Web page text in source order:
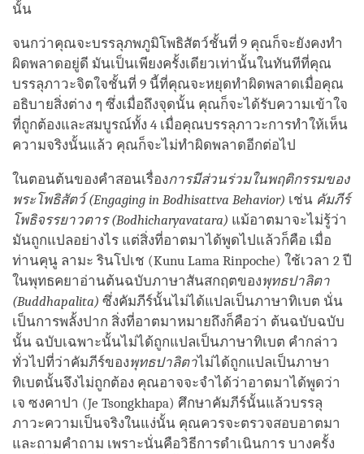
นั้น
จนกว่าคุณจะบรรลุภพภูมิโพธิสัตว์ชั้นที่ 9 คุณก็จะยังคงทำ
ผิดพลาดอยู่ดี มันเป็นเพียงครั้งเดียวเท่านั้นในทันทีที่คุณ
บรรลุภาวะจิตใจชั้นที่ 9 นี้ที่คุณจะหยุดทำผิดพลาดเมื่อคุณ
อธิบายสิ่งต่าง ๆ ซึ่งเมื่อถึงจุดนั้น คุณก็จะได้รับความเข้าใจ
ที่ถูกต้องและสมบูรณ์ทั้ง 4 เมื่อคุณบรรลุภาวะการทำให้เห็น
ความจริงนั้นแล้ว คุณก็จะไม่ทำผิดพลาดอีกต่อไป
ในตอนต้นของคำสอนเรื่องการมีส่วนร่วมในพฤติกรรมของ
พระโพธิสัตว์ (Engaging in Bodhisattva Behavior) เช่น คัมภีร์
โพธิจรรยาวตาร (Bodhicharyavatara) แม้อาตมาจะไม่รู้ว่า
มันถูกแปลอย่างไร แต่สิ่งที่อาตมาได้พูดไปแล้วก็คือ เมื่อ
ท่านคุนู ลามะ รินโปเช (Kunu Lama Rinpoche) ใช้เวลา 2 ปี
ในพุทธคยาอ่านต้นฉบับภาษาสันสกฤตของพุทธปาลิตา
(Buddhapalita) ซึ่งคัมภีร์นั้นไม่ได้แปลเป็นภาษาทิเบต นั่น
เป็นการพลั้งปาก สิ่งที่อาตมาหมายถึงก็คือว่า ต้นฉบับฉบับ
นั้น ฉบับเฉพาะนั้นไม่ได้ถูกแปลเป็นภาษาทิเบต คำกล่าว
ทั่วไปที่ว่าคัมภีร์ของพุทธปาลิตาไม่ได้ถูกแปลเป็นภาษา
ทิเบตนั้นจึงไม่ถูกต้อง คุณอาจจะจำได้ว่าอาตมาได้พูดว่า
เจ ซงคาปา (Je Tsongkhapa) ศึกษาคัมภีร์นั้นแล้วบรรลุ
ภาวะความเป็นจริงในแง่นั้น คุณควรจะตรวจสอบอาตมา
และถามคำถาม เพราะนั่นคือวิธีการดำเนินการ บางครั้ง